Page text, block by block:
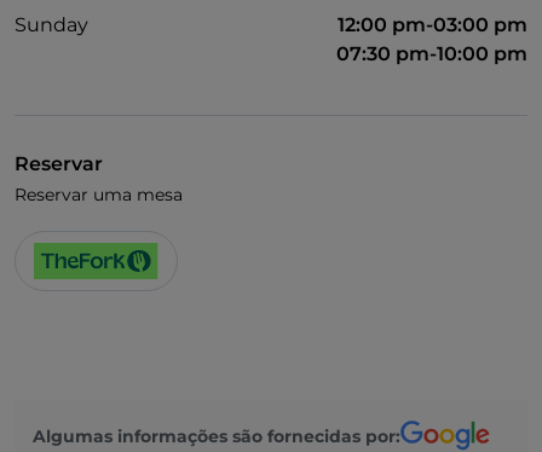
Sunday
12:00 pm-03:00 pm
07:30 pm-10:00 pm
Reservar
Reservar uma mesa
Algumas informações são fornecidas por: